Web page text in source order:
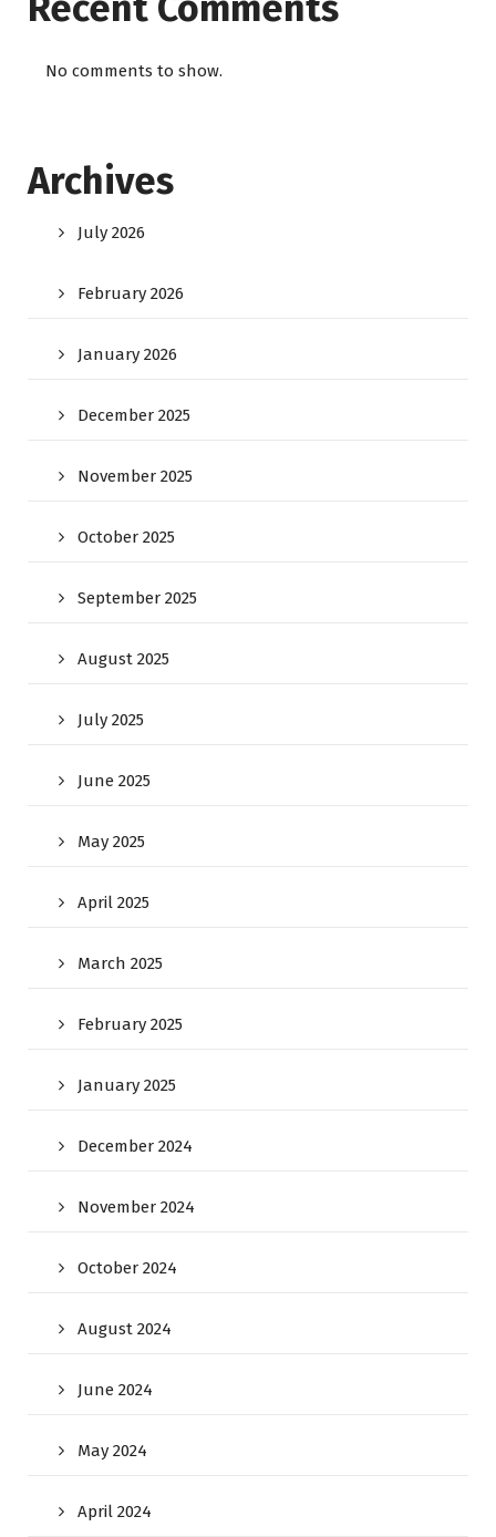
No comments to show.
Archives
July 2026
February 2026
January 2026
December 2025
November 2025
October 2025
September 2025
August 2025
July 2025
June 2025
May 2025
April 2025
March 2025
February 2025
January 2025
December 2024
November 2024
October 2024
August 2024
June 2024
May 2024
April 2024